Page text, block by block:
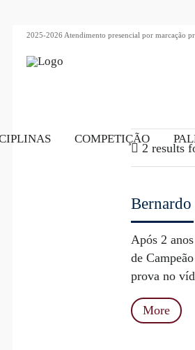
2025-2026 Atendimento presencial por marcação
COMPETIÇÃO
2 results
Após 2
de
prova no
More